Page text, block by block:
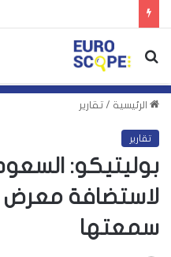
بحث
الرئيسية / تقارير
تقارير
بوليتيكو:
لاستضافة
سمعتها